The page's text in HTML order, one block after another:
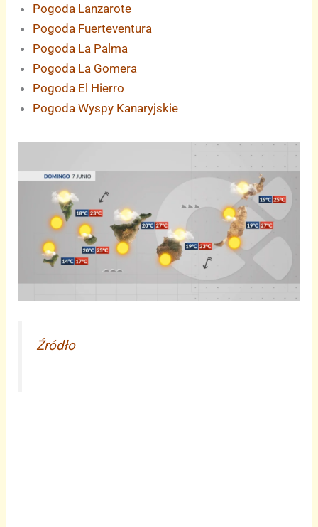
Pogoda Lanzarote
Pogoda Fuerteventura
Pogoda La Palma
Pogoda La Gomera
Pogoda El Hierro
Pogoda Wyspy Kanaryjskie
Źródło